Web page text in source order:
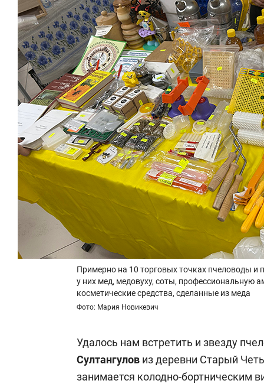
Примерно на 10 торговых точках пчеловоды и
у них мед, медовуху, соты, профессиональную
косметические средства, сделанные из меда
Фото: Мария Новикевич
Удалось нам встретить и звезду
Султангулов из деревни Старый
занимается колодно-бортническим